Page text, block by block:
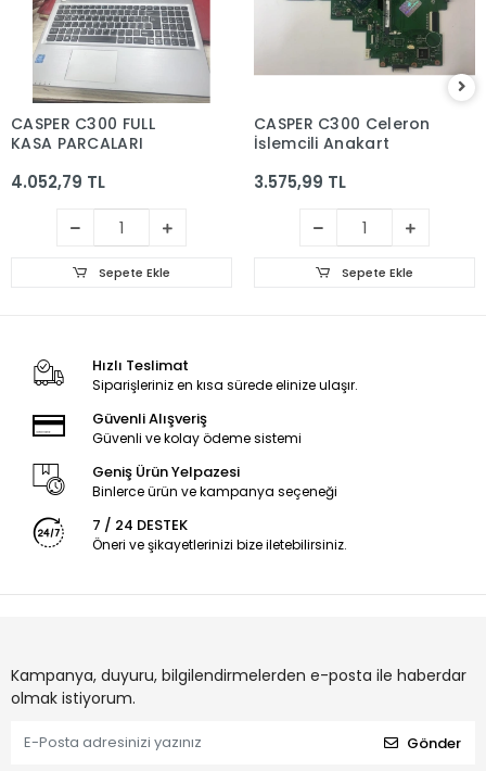
CASPER C300 FULL
KASA PARCALARI
4.052,79 TL
Sepete Ekle
CASPER C300 Celeron
İşlemcili Anakart
3.575,99 TL
Sepete Ekle
Hızlı Teslimat
Siparişleriniz en kısa sürede elinize ulaşır.
Güvenli Alışveriş
Güvenli ve kolay ödeme sistemi
Geniş Ürün Yelpazesi
Binlerce ürün ve kampanya seçeneği
7 / 24 DESTEK
Öneri ve şikayetlerinizi bize iletebilirsiniz.
Kampanya, duyuru, bilgilendirmelerden e-posta ile haberdar
olmak istiyorum.
Gönder